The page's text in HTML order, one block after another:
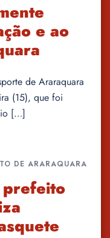
e ao
de Araraquara
(15), que foi
[…]
DE ARARAQUARA
prefeito